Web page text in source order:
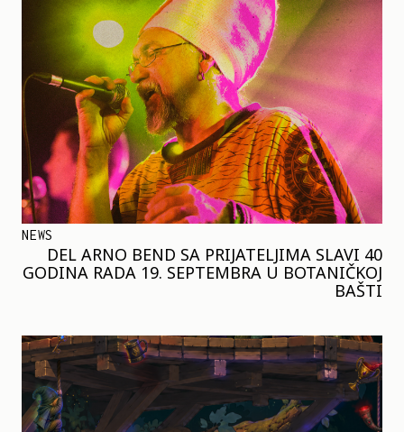
NEWS
DEL ARNO BEND SA PRIJATELJIMA SLAVI 40
GODINA RADA 19. SEPTEMBRA U BOTANIČKOJ
BAŠTI